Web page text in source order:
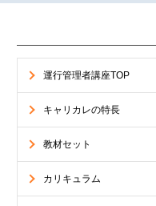
運行管理者講座TOP
キャリカレの特長
教材セット
カリキュラム